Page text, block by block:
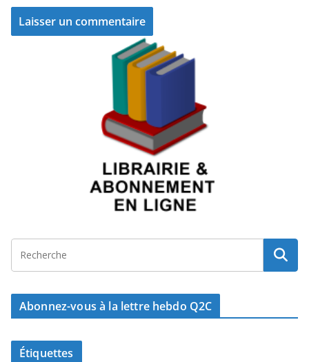
Abonnez-vous à la lettre hebdo Q2C
Étiquettes